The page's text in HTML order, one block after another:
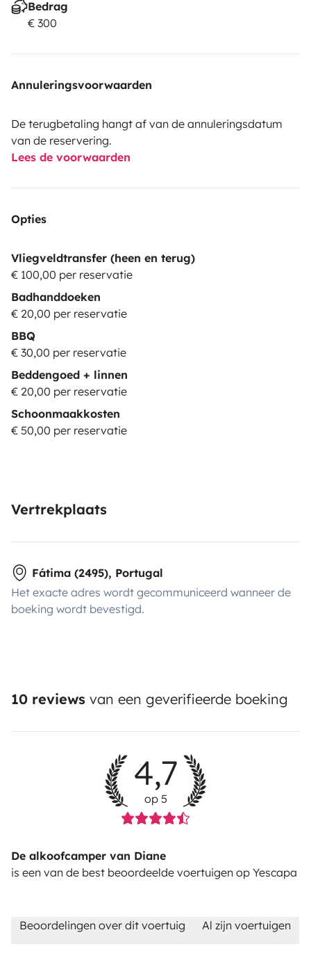
•Internal trash cans,
water not being in Portugal, because the adapters
change according to the different countries.
.Extintor
•Free parking to leave your vehicle.
•A mandatory cleaning fee of €25 is charged
Bedrag
€ 300
Annuleringsvoorwaarden
De terugbetaling hangt af van de annuleringsdatum
van de reservering.
Lees de voorwaarden
Opties
Vliegveldtransfer (heen en terug)
€ 100,00 per reservatie
Badhanddoeken
€ 20,00 per reservatie
BBQ
€ 30,00 per reservatie
Beddengoed + linnen
€ 20,00 per reservatie
Schoonmaakkosten
€ 50,00 per reservatie
Vertrekplaats
Fátima (2495), Portugal
Het exacte adres wordt gecommuniceerd wanneer de
boeking wordt bevestigd.
10 reviews van een geverifieerde boeking
4,7
op 5
De alkoofcamper van Diane
is een van de best beoordeelde voertuigen op Yescapa
Beoordelingen over dit voertuig Al zijn voertuigen